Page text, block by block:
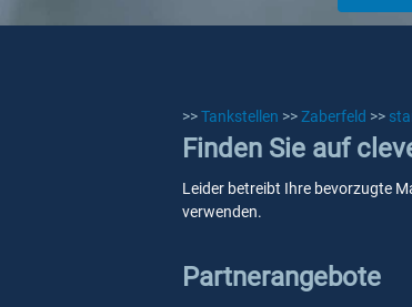
>>Tankstellen >>Zaberfeld >>
Finden Sie auf
Leider betreibt Ihre bevorzugte
verwenden.
Partnerangebote